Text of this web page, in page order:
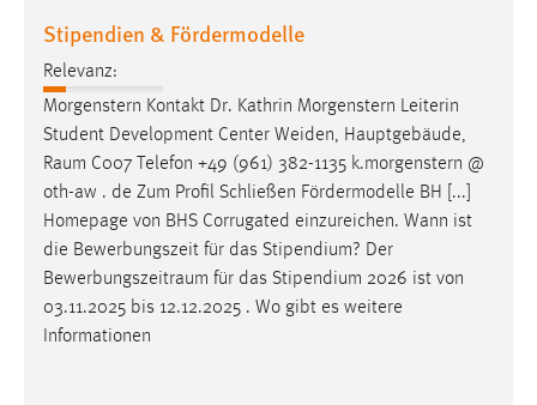
Stipendien & Fördermodelle
Relevanz:
Morgenstern Kontakt Dr. Kathrin Morgenstern Leiterin
Student Development Center Weiden, Hauptgebäude,
Raum C007 Telefon +49 (961) 382-1135 k.morgenstern @
oth-aw . de Zum Profil Schließen Fördermodelle BH [...]
Homepage von BHS Corrugated einzureichen. Wann ist
die Bewerbungszeit für das Stipendium? Der
Bewerbungszeitraum für das Stipendium 2026 ist von
03.11.2025 bis 12.12.2025 . Wo gibt es weitere
Informationen